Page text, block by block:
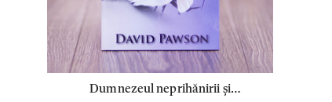
Dumnezeul neprihănirii și